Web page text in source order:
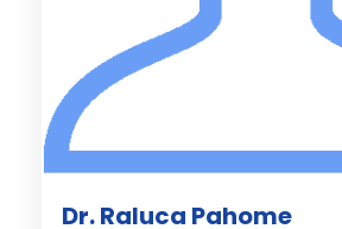
Dr. Raluca Pahome